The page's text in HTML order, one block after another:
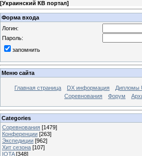
[Украинский КВ портал]
Форма входа
Логин:
Пароль:
запомнить
Меню сайта
Главная страница DX информация Дипломы
Соревнования
Форум
Categories
Соревнования [1479]
Конференции [263]
Экспедиции [962]
Хит сезона [107]
IOTA [348]